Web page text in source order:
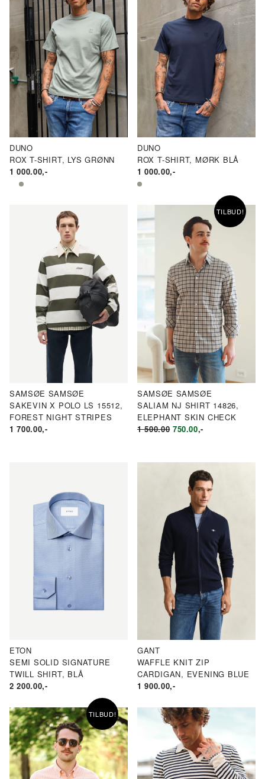
DUNO
ROX T-SHIRT, LYS GRØNN
1 000.00,-
DUNO
ROX T-SHIRT, MØRK BLÅ
1 000.00,-
SAMSØE SAMSØE
SAKEVIN X POLO LS 15512,
FOREST NIGHT STRIPES
1 700.00,-
TILBUD!
SAMSØE SAMSØE
SALIAM NJ SHIRT 14826,
ELEPHANT SKIN CHECK
1 500.00 OPPRINNELIG
KR1
500.00.
750.00NÅVÆRENDE
KR750.00.
,-
ETON
SEMI SOLID SIGNATURE
TWILL SHIRT, BLÅ
2 200.00,-
GANT
WAFFLE KNIT ZIP
CARDIGAN, EVENING BLUE
1 900.00,-
TILBUD!